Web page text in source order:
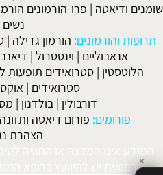
שומנים ודיאטה | פרו-הורמונים
נשים
תרופות והורמונים: הורמון גדילה |
אנאבוליים | וינסטרול |
הלוטסטין | סטרואידים תופעות
סטרואידים |
דורבולין | בולדנון |
פורומים: פורום דיאטה ותזונה
הצהרת
המידע אינו המלצה או התוויה
רפואית יש להיוועץ ברופא ✕